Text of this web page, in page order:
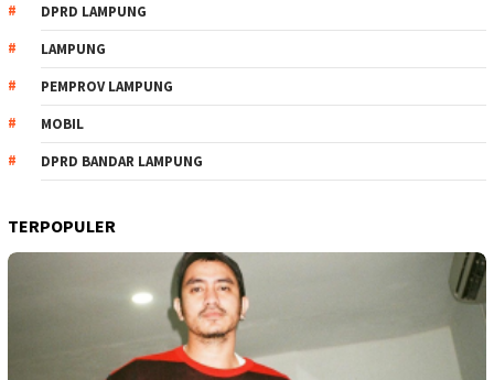
DPRD LAMPUNG
LAMPUNG
PEMPROV LAMPUNG
MOBIL
DPRD BANDAR LAMPUNG
TERPOPULER